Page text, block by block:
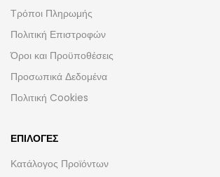
Τρόποι Πληρωμής
Πολιτική Επιστροφών
Όροι και Προϋποθέσεις
Προσωπικά Δεδομένα
Πολιτική Cookies
ΕΠΙΛΟΓΈΣ
Κατάλογος Προϊόντων